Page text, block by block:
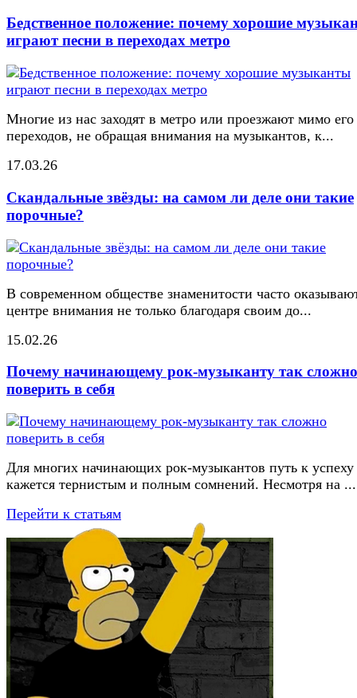
Бедственное положение: почему хорошие
играют песни в переходах метро
Многие из нас заходят в метро или проезжают мимо его
переходов, не обращая внимания на музыкантов, к...
17.03.26
Скандальные звёзды: на самом ли деле они такие
порочные?
В современном обществе знаменитости часто
центре внимания не только благодаря своим до...
15.02.26
Почему начинающему рок-музыканту так сложно
поверить в себя
Для многих начинающих рок-музыкантов путь к успеху
кажется тернистым и полным сомнений. Несмотря на ...
Перейти к статьям